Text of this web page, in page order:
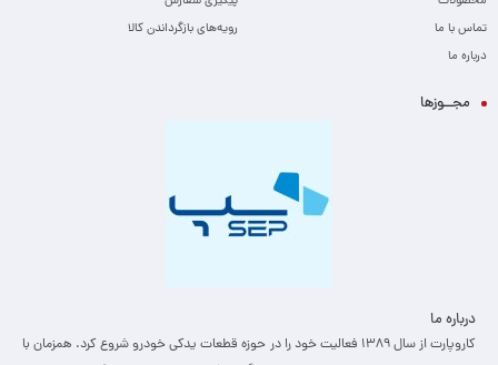
تماس با ما
درباره ما
رویه‌های بازگرداندن کالا
مجــوزها
درباره ما
کاروپارت از سال ۱۳۸۹ فعالیت خود را در حوزه قطعات یدکی خودرو شروع کرد. همزمان با